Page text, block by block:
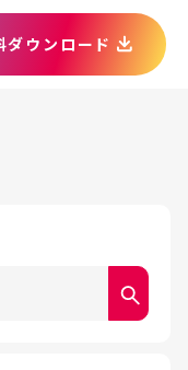
ダウンロード
索フィールドです。